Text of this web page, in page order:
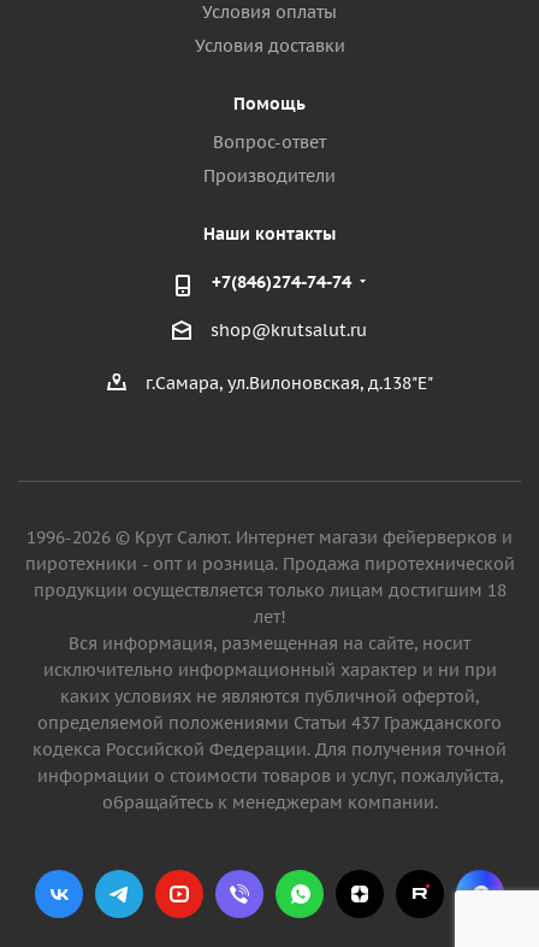
Условия оплаты
Условия доставки
Помощь
Вопрос-ответ
Производители
Наши контакты
+7(846)274-74-74
shop@krutsalut.ru
г.Самара, ул.Вилоновская, д.138"Е"
1996-2026 © Крут Салют. Интернет магази фейерверков и
пиротехники - опт и розница. Продажа пиротехнической
продукции осуществляется только лицам достигшим 18
лет!
Вся информация, размещенная на сайте, носит
исключительно информационный характер и ни при
каких условиях не являются публичной офертой,
определяемой положениями Статьи 437 Гражданского
кодекса Российской Федерации. Для получения точной
информации о стоимости товаров и услуг, пожалуйста,
обращайтесь к менеджерам компании.